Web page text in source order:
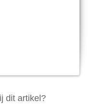
dit artikel?